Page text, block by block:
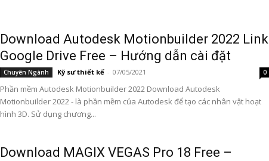
Download Autodesk Motionbuilder 2022 Link
Google Drive Free – Hướng dẫn cài đặt
Chuyên Ngành Kỹ sư thiết kế - 07/05/2021 0
Phần mềm Autodesk Motionbuilder 2022 Download Autodesk
Motionbuilder 2022 - là phần mềm của Autodesk để tạo các nhân vật hoạt
hình 3D. Sử dụng chương...
Download MAGIX VEGAS Pro 18 Free –